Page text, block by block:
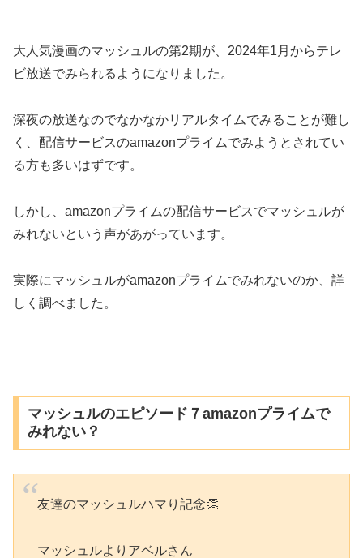
大人気漫画のマッシュルの第2期が、2024年1月からテレ
ビ放送でみられるようになりました。
深夜の放送なのでなかなかリアルタイムでみることが難し
く、配信サービスのamazonプライムでみようとされてい
る方も多いはずです。
しかし、amazonプライムの配信サービスでマッシュルが
みれないという声があがっています。
実際にマッシュルがamazonプライムでみれないのか、詳
しく調べました。
マッシュルのエピソード７amazonプライムで
みれない？
友達のマッシュルハマり記念👏
マッシュルよりアベルさん